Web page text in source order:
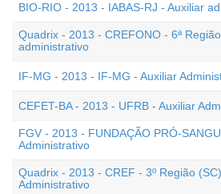
BIO-RIO - 2013 - IABAS-RJ - Auxiliar
Quadrix - 2013 - CREFONO - 6ª
administrativo
IF-MG - 2013 - IF-MG - Auxiliar
CEFET-BA - 2013 - UFRB - Auxiliar
FGV - 2013 - FUNDAÇÃO PRÓ-
Administrativo
Quadrix - 2013 - CREF - 3º Região
Administrativo